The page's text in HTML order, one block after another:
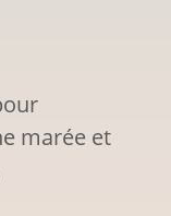
marée et